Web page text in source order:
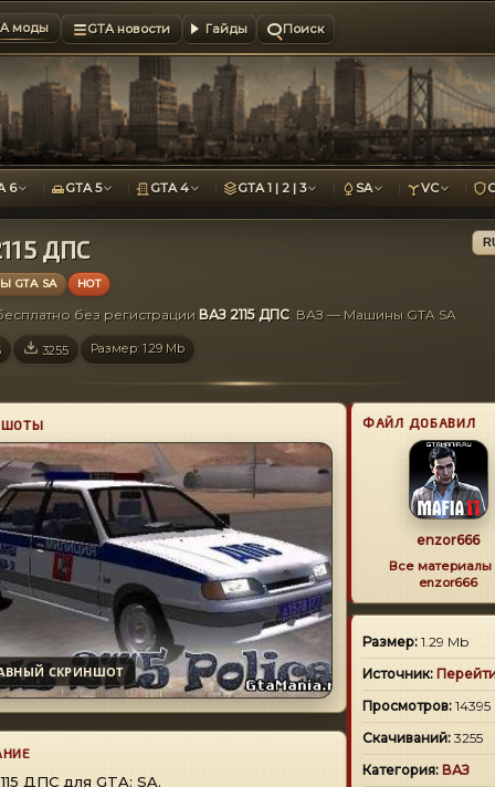
моды GTA новости Гайды Поиск
6 GTA 5 GTA 4 GTA 1 | 2 | 3 SA VC
ДПС
SA HOT
без регистрации ВАЗ 2115 ДПС: ВАЗ — Машины GTA SA
3255 Размер: 1.29 Mb
СКРИНШОТ
ДПС для GTA: SA.
ФАЙЛ ДОБАВИЛ
enzor666
Все материалы
enzor666
Размер: 1.29 Mb
Источник:
Просмотров: 14395
Скачиваний: 3255
Категория: ВАЗ